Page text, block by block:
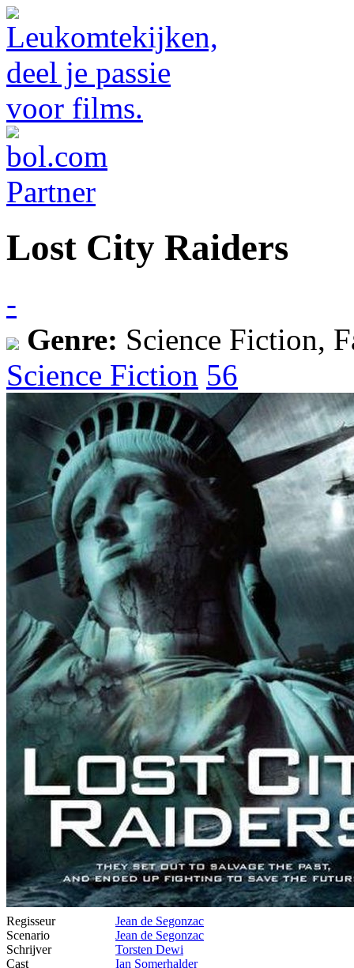
Lost City Raiders
-
Genre: Science Fiction,
Science Fiction 56
Regisseur
Jean de Segonzac
Scenario
Jean de Segonzac
Schrijver
Torsten Dewi
Cast
Ian Somerhalder